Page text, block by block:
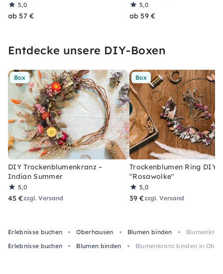
5,0
ab 57 €
5,0
ab 59 €
Entdecke unsere DIY-Boxen
Box
DIY Trockenblumenkranz –
Indian Summer
5,0
45 €zzgl. Versand
Box
Trockenblumen Ring DIY-
"Rosawolke"
5,0
39 €zzgl. Versand
Erlebnisse buchen Oberhausen Blumen binden
Erlebnisse buchen
Blumen binden Blumenkranz binden in